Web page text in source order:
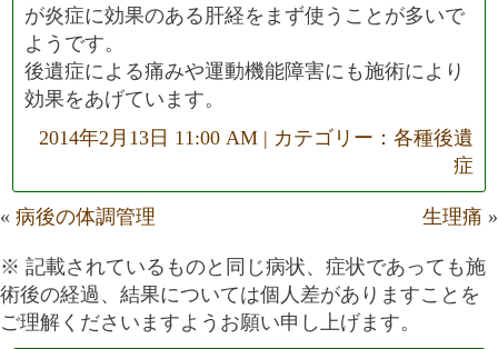
が炎症に効果のある肝経をまず使うことが多いで
ようです。
後遺症による痛みや運動機能障害にも施術により
効果をあげています。
2014年2月13日 11:00 AM | カテゴリー： 各種後遺
症
« 病後の体調管理 生理痛 »
※ 記載されているものと同じ病状、症状であっても施
術後の経過、結果については個人差がありますことを
ご理解くださいますようお願い申し上げます。